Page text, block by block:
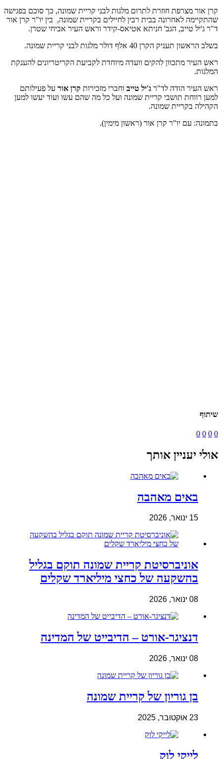
קרן אור מצרפת חוזרת לתרום מלגות לבני קריית שמונה, כך סוכם בפגישה
שהתקיימה לאחרונה בבית רבין לחיילים בקריית שמונה, בין יו"ר קרן אור
ד"ר ג'יל טייב, הגב' חניתא אטיאס-קידר וראש העיר אביחי שטרן.
בשלב הראשון תעניק הקרן 40 אלף דולר מלגות לבני קריית שמונה.
ראש העיר מתכוון להקים וועדה מיוחדת לקביעת הקריטריונים להענקת
המלגות.
ראש העיר הודה לד"ר ג'יל טייב וחברי מזכירות קרן אור על פעילותם
למען רווחת תושבי קריית שמונה ועל כל מה שהם עשו ועוד יעשו למען
הקהילה בקריית שמונה.
בתמונה: עם יו"ר קרן אור (ראשון מימין).
שיתוף
0
0
0
0
אולי יעניין אותך
באים מאהבה
15 ינואר, 2026
אוניברסיטת קריית שמונה תוקם בגליל
בהשקעה של כחצי מיליארד שקלים
08 ינואר, 2026
דנציגר-אורט – הדיבייט של המדינה
08 ינואר, 2026
בן גוריון של קריית שמונה
23 אוקטובר, 2025
לייקי לוק